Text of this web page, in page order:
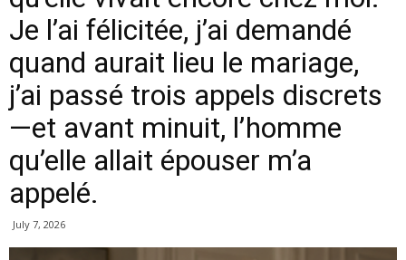
Je l’ai félicitée, j’ai demandé
quand aurait lieu le mariage,
j’ai passé trois appels discrets
—et avant minuit, l’homme
qu’elle allait épouser m’a
appelé.
July 7, 2026